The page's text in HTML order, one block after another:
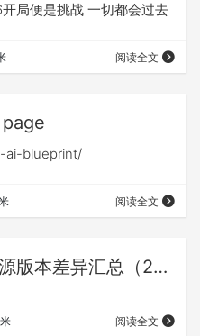
局便是挑战 一切都会过去
阅读全文
ai-blueprint/
阅读全文
nginx plus与nginx开源版本差异汇总（20270721）
阅读全文